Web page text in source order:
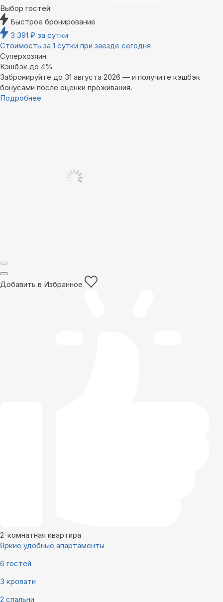
Выбор гостей
Быстрое бронирование
3 391 ₽ за сутки
Стоимость за 1 сутки при заезде сегодня
Суперхозяин
Кэшбэк до 4%
Забронируйте до 31 августа 2026 — и получите кэшбэк
бонусами после оценки проживания.
Подробнее
Добавить в Избранное
2-комнатная квартира
Яркие удобные апартаменты
6 гостей
3 кровати
2 спальни